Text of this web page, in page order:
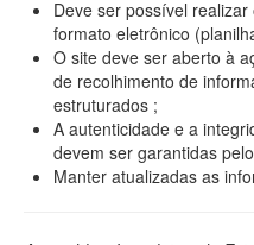
Deve ser possível
formato eletrônico
O site deve ser aberto à
de recolhimento de
estruturados ;
A autenticidade e a
devem ser garantidas
Manter atualizadas as